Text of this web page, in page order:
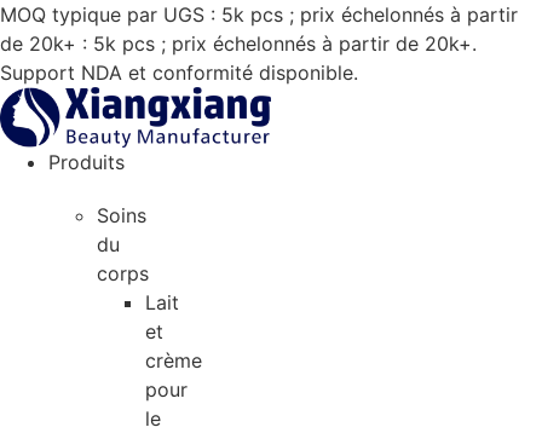
Aller
au
contenu
MOQ typique par UGS : 5k pcs ; prix échelonnés à partir
de 20k+ : 5k pcs ; prix échelonnés à partir de 20k+.
Support NDA et conformité disponible.
Produits
Soins
du
corps
Lait
et
crème
pour
le